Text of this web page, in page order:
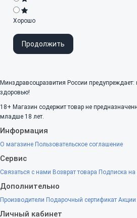
Хорошо
Продолжить
Минздравсоцразвития России
здоровью!
18+ Магазин содержит товар не
младше 18 лет.
Информация
О магазине Пользовательское соглашение
Сервис
Связаться с нами Возврат товара Подписка на
Дополнительно
Производители Подарочный сертификат Акции
Личный кабинет